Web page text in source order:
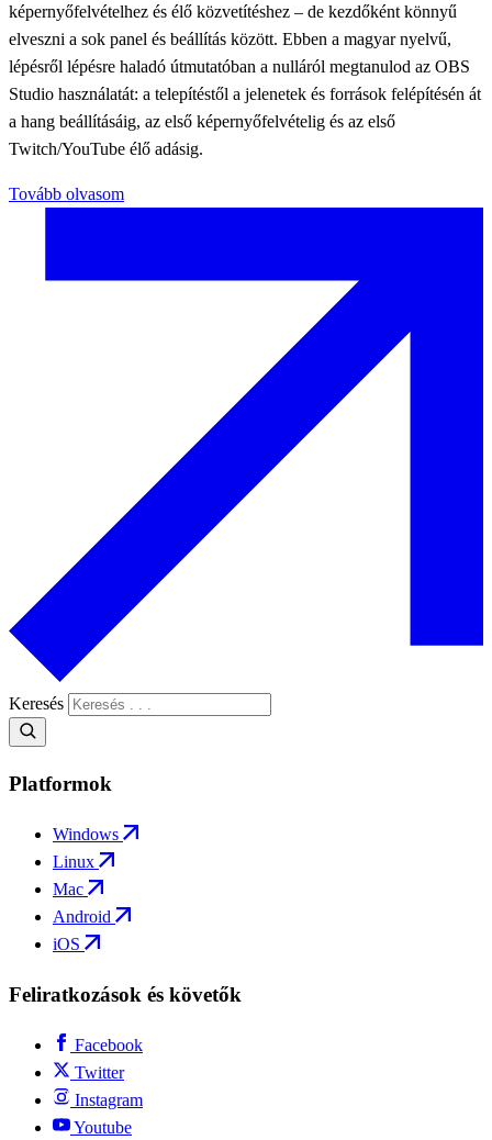
képernyőfelvételhez és élő közvetítéshez – de kezdőként könnyű
elveszni a sok panel és beállítás között. Ebben a magyar nyelvű,
lépésről lépésre haladó útmutatóban a nulláról megtanulod az OBS
Studio használatát: a telepítéstől a jelenetek és források felépítésén át
a hang beállításáig, az első képernyőfelvételig és az első
Twitch/YouTube élő adásig.
Tovább olvasom
Keresés
Platformok
Windows
Linux
Mac
Android
iOS
Feliratkozások és követők
Facebook
Twitter
Instagram
Youtube